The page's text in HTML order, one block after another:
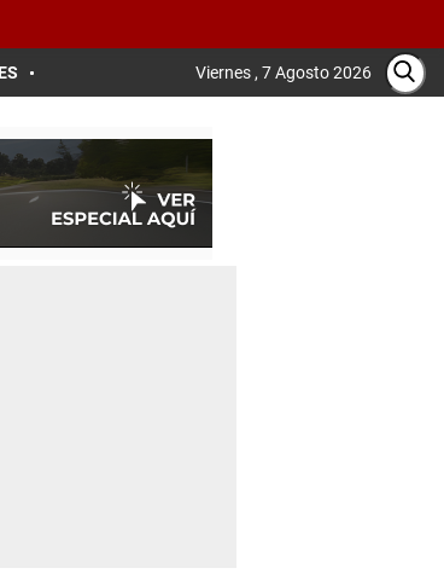
Viernes , 7 Agosto 2026